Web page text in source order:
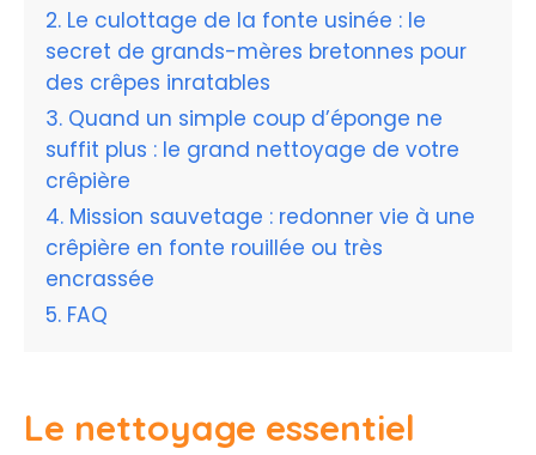
Le culottage de la fonte usinée : le
secret de grands-mères bretonnes pour
des crêpes inratables
Quand un simple coup d’éponge ne
suffit plus : le grand nettoyage de votre
crêpière
Mission sauvetage : redonner vie à une
crêpière en fonte rouillée ou très
encrassée
FAQ
Le nettoyage essentiel